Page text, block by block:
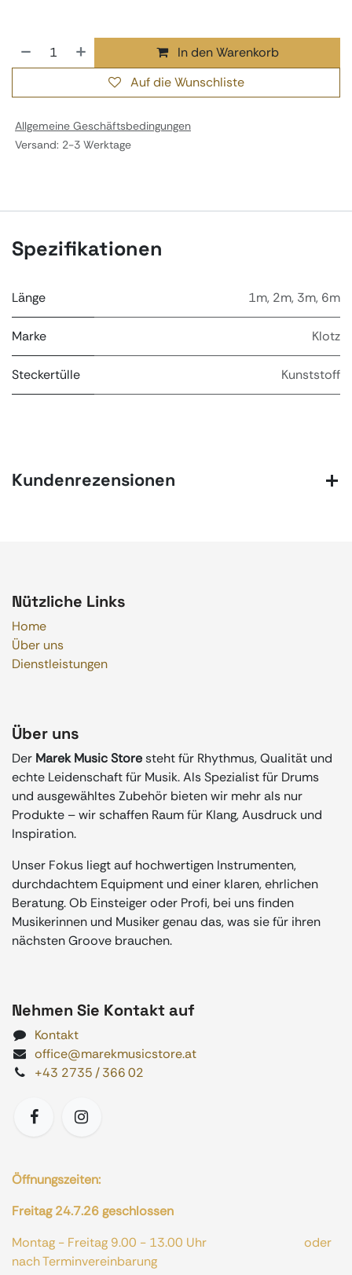
In den Warenkorb
Auf die Wunschliste
Allgemeine Geschäftsbedingungen
Versand: 2-3 Werktage
Spezifikationen
Länge 1m, 2m, 3m, 6m
Marke Klotz
Steckertülle Kunststoff
Kundenrezensionen
Nützliche Links
Home
Über uns
Dienstleistungen
Über uns
Der Marek Music Storesteht für Rhythmus, Qualität und
echte Leidenschaft für Musik. Als Spezialist für Drums
und ausgewähltes Zubehör bieten wir mehr als nur
Produkte – wir schaffen Raum für Klang, Ausdruck und
Inspiration.
Unser Fokus liegt auf hochwertigen Instrumenten,
durchdachtem Equipment und einer klaren, ehrlichen
Beratung. Ob Einsteiger oder Profi, bei uns finden
Musikerinnen und Musiker genau das, was sie für ihren
nächsten Groove brauchen.
Nehmen Sie Kontakt auf
Kontakt
office@marekmusicstore.at
+43 2735 / 366 02
Öffnungszeiten:
Freitag 24.7.26 geschlossen
Montag - Freitag 9.00 - 13.00 Uhr oder
nach Terminvereinbarung